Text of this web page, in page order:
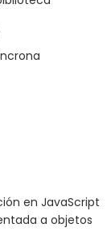
en JavaScript
a objetos